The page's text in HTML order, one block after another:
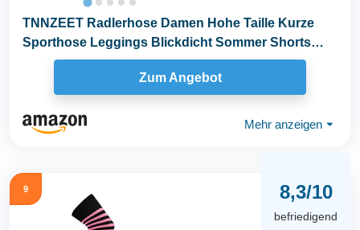
TNNZEET Radlerhose Damen Hohe Taille Kurze
Sporthose Leggings Blickdicht Sommer Shorts
Yoga Hose...
Zum Angebot
Mehr anzeigen ⏷
9 8,3/10
befriedigend